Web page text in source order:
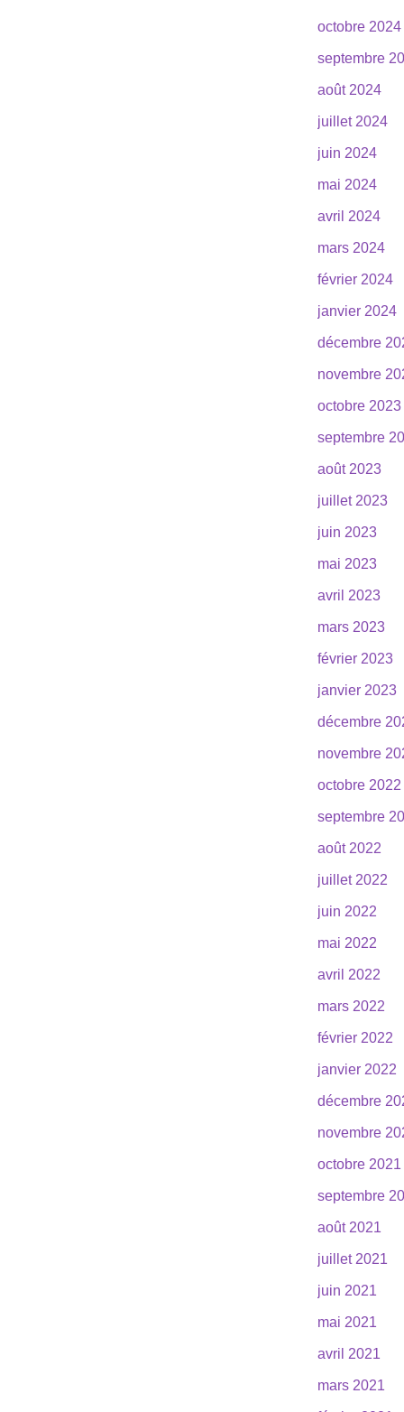
octobre 2024
septembre
août 2024
juillet 2024
juin 2024
mai 2024
avril 2024
mars 2024
février 2024
janvier 2024
décembre
novembre
octobre 2023
septembre
août 2023
juillet 2023
juin 2023
mai 2023
avril 2023
mars 2023
février 2023
janvier 2023
décembre
novembre
octobre 2022
septembre
août 2022
juillet 2022
juin 2022
mai 2022
avril 2022
mars 2022
février 2022
janvier 2022
décembre
novembre
octobre 2021
septembre
août 2021
juillet 2021
juin 2021
mai 2021
avril 2021
mars 2021